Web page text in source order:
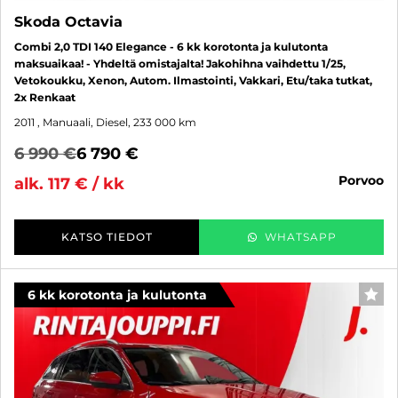
Skoda Octavia
Combi 2,0 TDI 140 Elegance - 6 kk korotonta ja kulutonta
maksuaikaa! - Yhdeltä omistajalta! Jakohihna vaihdettu 1/25,
Vetokoukku, Xenon, Autom. Ilmastointi, Vakkari, Etu/taka tutkat,
2x Renkaat
2011 , Manuaali, Diesel, 233 000 km
6 990 €6 790 €
alk. 117 € / kk
porvoo
KATSO TIEDOT WHATSAPP
6 kk korotonta ja kulutonta